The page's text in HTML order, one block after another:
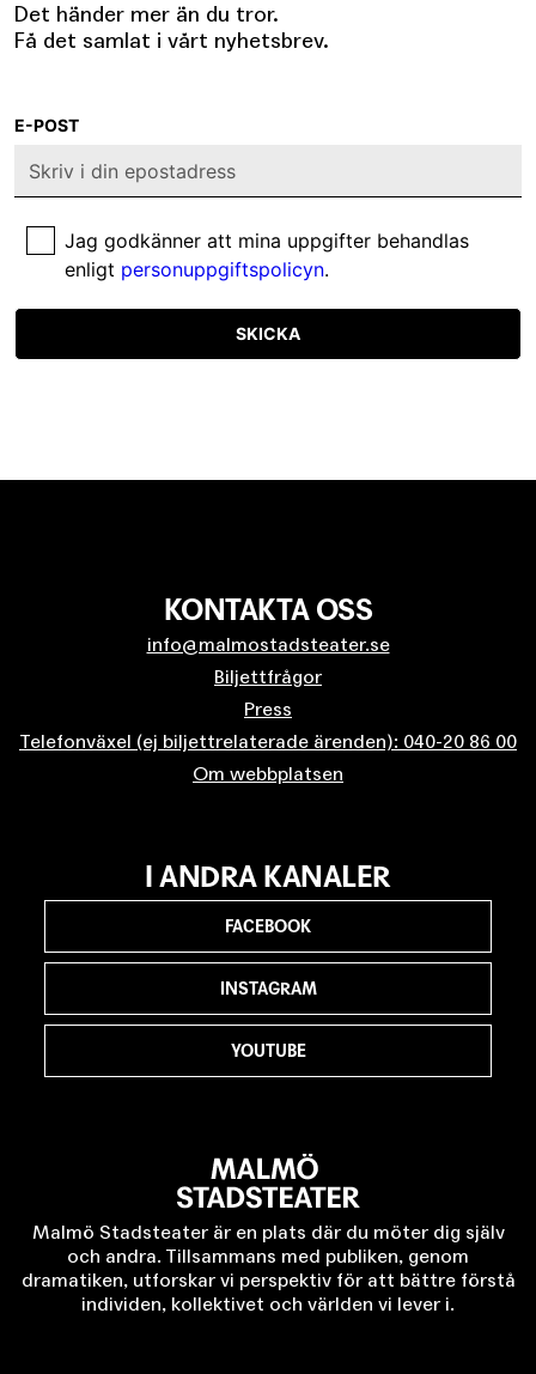
Det händer mer än du tror.
Få det samlat i vårt nyhetsbrev.
E-POST
Jag godkänner att mina uppgifter behandlas
enligt personuppgiftspolicyn.
SKICKA
KONTAKTA OSS
info@malmostadsteater.se
Biljettfrågor
Press
Telefonväxel (ej biljettrelaterade ärenden): 040-20 86 00
Om webbplatsen
Malmö Stadsteater är en plats där du möter dig själv
och andra. Tillsammans med publiken, genom
dramatiken, utforskar vi perspektiv för att bättre förstå
individen, kollektivet och världen vi lever i.
I ANDRA KANALER
FACEBOOK
INSTAGRAM
YOUTUBE